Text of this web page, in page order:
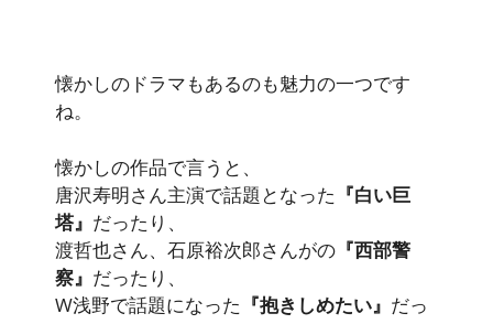
懐かしのドラマもあるのも魅力の一つです
ね。
懐かしの作品で言うと、
唐沢寿明さん主演で話題となった 『白い巨
塔』 だったり、
渡哲也さん、石原裕次郎さんがの 『西部警
察』 だったり、
W浅野で話題になった 『抱きしめたい』 だっ